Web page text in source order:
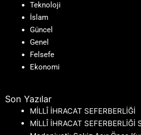
Teknoloji
İslam
Güncel
Genel
Felsefe
Ekonomi
Son Yazılar
MİLLÎ İHRACAT SEFERBERLİĞİ
MİLLÎ İHRACAT